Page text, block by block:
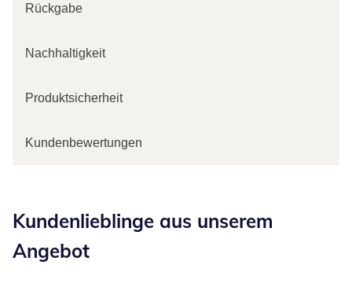
Rückgabe
Nachhaltigkeit
Produktsicherheit
Kundenbewertungen
Kundenlieblinge aus unserem
Angebot